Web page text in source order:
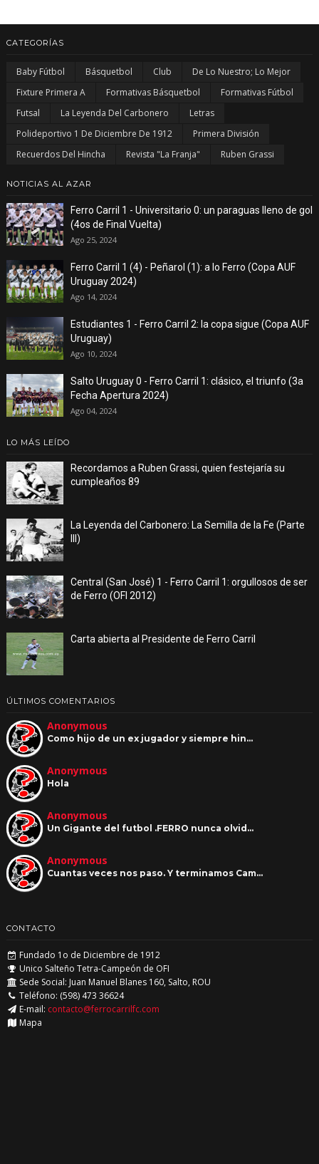
CATEGORÍAS
Baby Fútbol Básquetbol Club
De Lo Nuestro; Lo Mejor
Fixture Primera A
Formativas Básquetbol
Formativas Fútbol
Futsal
La Leyenda Del Carbonero
Letras
Polideportivo 1 De Diciembre De 1912
Primera División
Recuerdos Del Hincha
Revista "La Franja" Ruben Grassi
NOTICIAS AL AZAR
Ferro Carril 1 - Universitario 0: un paraguas lleno de gol
(4os de Final Vuelta)
Ago 25, 2024
Ferro Carril 1 (4) - Peñarol (1): a lo Ferro (Copa AUF
Uruguay 2024)
Ago 14, 2024
Estudiantes 1 - Ferro Carril 2: la copa sigue (Copa AUF
Uruguay)
Ago 10, 2024
Salto Uruguay 0 - Ferro Carril 1: clásico, el triunfo (3a
Fecha Apertura 2024)
Ago 04, 2024
LO MÁS LEÍDO
Recordamos a Ruben Grassi, quien festejaría su
cumpleaños 89
La Leyenda del Carbonero: La Semilla de la Fe (Parte
III)
Central (San José) 1 - Ferro Carril 1: orgullosos de ser
de Ferro (OFI 2012)
Carta abierta al Presidente de Ferro Carril
ÚLTIMOS COMENTARIOS
Anonymous
Como hijo de un ex jugador y siempre hin…
Anonymous
Hola
Anonymous
Un Gigante del futbol .FERRO nunca olvid…
Anonymous
Cuantas veces nos paso. Y terminamos Cam…
CONTACTO
Fundado 1o de Diciembre de 1912
Unico Salteño Tetra-Campeón de OFI
Sede Social: Juan Manuel Blanes 160, Salto, ROU
Teléfono: (598) 473 36624
E-mail: contacto@ferrocarrilfc.com
Mapa